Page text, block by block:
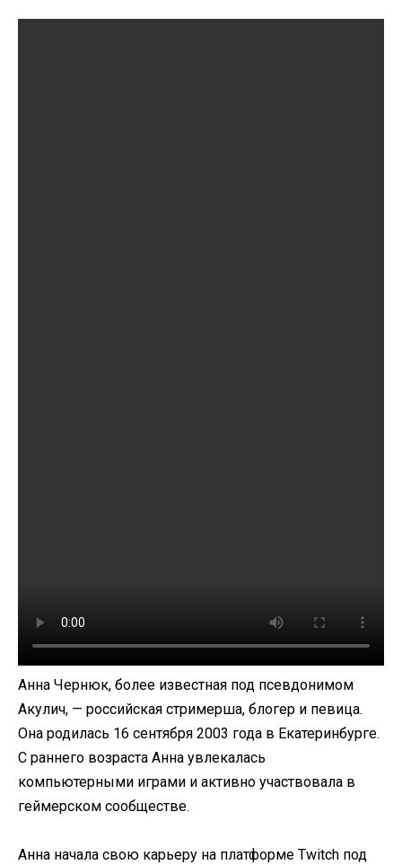
Анна Чернюк, более известная под псевдонимом
Акулич, — российская стримерша, блогер и певица.
Она родилась 16 сентября 2003 года в Екатеринбурге.
С раннего возраста Анна увлекалась
компьютерными играми и активно участвовала в
геймерском сообществе.
Анна начала свою карьеру на платформе Twitch под